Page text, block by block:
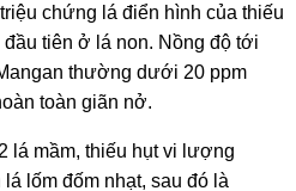
chứng lá điển hình của thiếu
tiên ở lá non. Nồng độ tới
thường dưới 20 ppm
toàn giãn nở.
lá mầm, thiếu hụt vi lượng
lốm đốm nhạt, sau đó là